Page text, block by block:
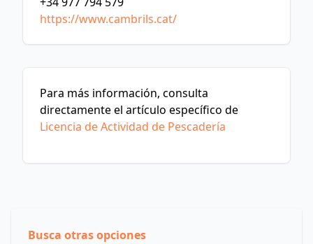
https://www.cambrils.cat/
Para más información, consulta
directamente el artículo específico de
Licencia de Actividad de Pescadería
Busca otras opciones